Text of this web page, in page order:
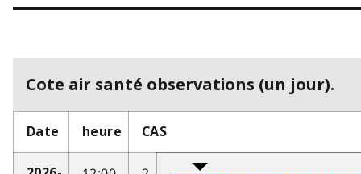
Cote air santé observations (un jour).
Date heure CAS